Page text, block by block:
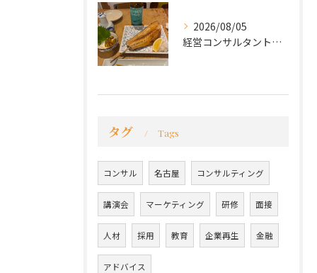
2026/08/05
経営コンサルタントのモーちゃん・毛利京申です。
タグ Tags
コンサル 名古屋 コンサルティング
講演会 マーケティング 研修 面接
人材 採用 教育 企業再生 金融
アドバイス